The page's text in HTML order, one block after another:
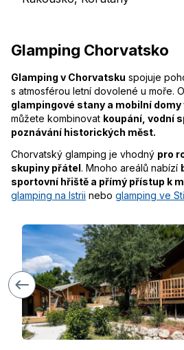
Glamping Chorvatsko
Glamping v Chorvatsku spojuje
s atmosférou letní dovolené u moře.
glampingové stany a mobilní domy
můžete kombinovat koupání, vodní
poznávání historických měst.
Chorvatský glamping je vhodný pro
skupiny přátel. Mnoho areálů nabízí
sportovní hřiště a přímý přístup k
glamping na Istrii nebo glamping ve